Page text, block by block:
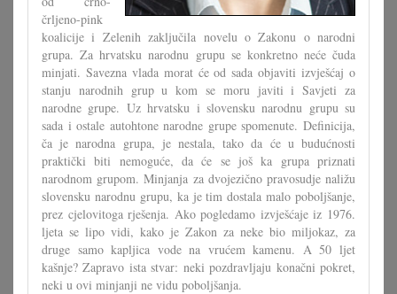
črljeno-pink
koalicije i Zelenih zaključila novelu o Zakonu o narodni
grupa. Za hrvatsku narodnu grupu se konkretno neće čuda
minjati. Savezna vlada morat će od sada objaviti izvješćaj o
stanju narodnih grup u kom se moru javiti i Savjeti za
narodne grupe. Uz hrvatsku i slovensku narodnu grupu su
sada i ostale autohtone narodne grupe spomenute. Definicija,
ča je narodna grupa, je nestala, tako da će u budućnosti
praktički biti nemoguće, da će se još ka grupa priznati
narodnom grupom. Minjanja za dvojezično pravosudje naližu
slovensku narodnu grupu, ka je tim dostala malo poboljšanje,
prez cjelovitoga rješenja. Ako pogledamo izvješćaje iz 1976.
ljeta se lipo vidi, kako je Zakon za neke bio miljokaz, za
druge samo kapljica vode na vrućem kamenu. A 50 ljet
kašnje? Zapravo ista stvar: neki pozdravljaju konačni pokret,
neki u ovi minjanji ne vidu poboljšanja.